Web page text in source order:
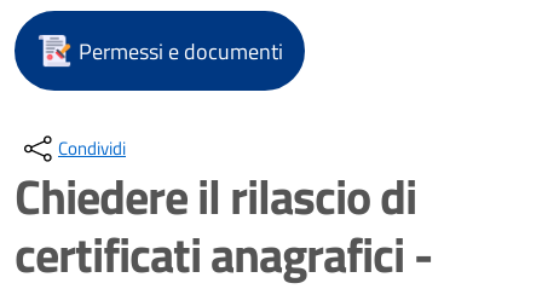
Permessi e documenti
Condividi
Chiedere il rilascio di
certificati anagrafici -